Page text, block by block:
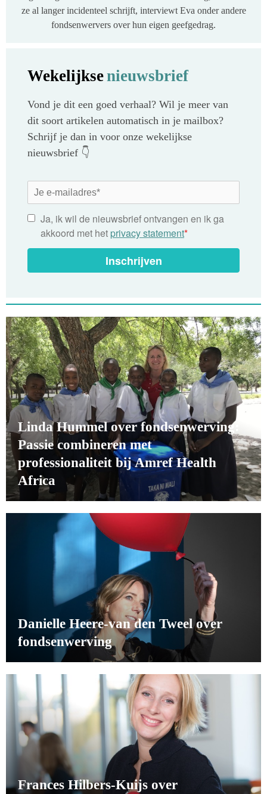
ze al langer incidenteel schrijft, interviewt Eva onder andere
fondsenwervers over hun eigen geefgedrag.
Wekelijksenieuwsbrief
Vond je dit een goed verhaal? Wil je meer van
dit soort artikelen automatisch in je mailbox?
Schrijf je dan in voor onze wekelijkse
nieuwsbrief 👇
Ja, ik wil de nieuwsbrief ontvangen en ik ga
akkoord met het privacy statement*
Inschrijven
Linda Hummel over fondsenwerving:
Passie combineren met
professionaliteit bij Amref Health
Africa
Danielle Heere-van den Tweel over
fondsenwerving
Frances Hilbers-Kuijs over